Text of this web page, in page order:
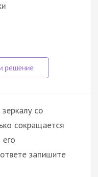
со
сокращается
запишите